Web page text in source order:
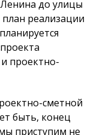
до улицы
реализации
и проектно-
сметной
быть, конец
приступим не